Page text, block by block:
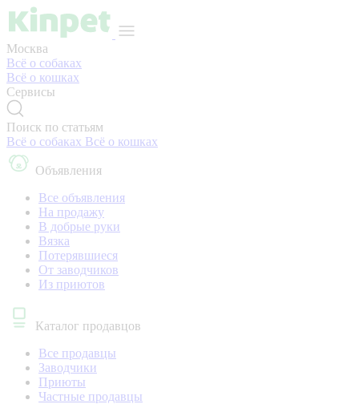
Москва
Всё о собаках
Всё о кошках
Сервисы
Поиск по статьям
Всё о собаках Всё о кошках
Объявления
Все объявления
На продажу
В добрые руки
Вязка
Потерявшиеся
От заводчиков
Из приютов
Каталог продавцов
Все продавцы
Заводчики
Приюты
Частные продавцы